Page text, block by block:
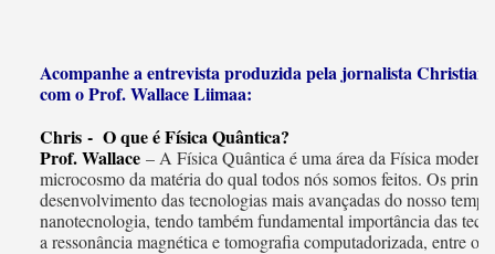
Acompanhe a entrevista produzida pela jornalista
com o Prof. Wallace Liimaa:
Chris - O que é Física Quântica?
Prof. Wallace– A Física Quântica é uma área da Física
microcosmo da matéria do qual todos nós somos feitos. Os
desenvolvimento das tecnologias mais avançadas do nosso
nanotecnologia, tendo também fundamental importância das
a ressonância magnética e tomografia computadorizada, entre